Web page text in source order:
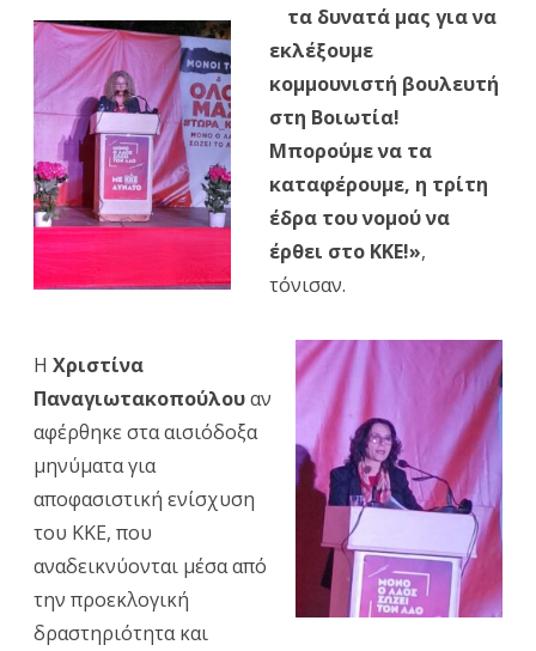
ΚΕ
μιλώντας
το
βράδυ
του
13
Μάη,
τα δυνατά μας για να
εκλέξουμε
κομμουνιστή βουλευτή
στη Βοιωτία!
Μπορούμε να τα
καταφέρουμε, η τρίτη
έδρα του νομού να
έρθει στο ΚΚΕ!»,
τόνισαν.
Η Χριστίνα
Παναγιωτακοπούλουαν
αφέρθηκε στα αισιόδοξα
μηνύματα για
αποφασιστική ενίσχυση
του ΚΚΕ, που
αναδεικνύονται μέσα από
την προεκλογική
δραστηριότητα και